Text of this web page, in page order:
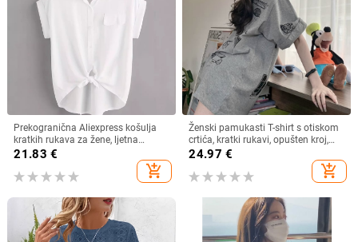
Prekogranična Aliexpress košulja
kratkih rukava za žene, ljetna
lagana, čista boja, svestrana,
21.83 €
add_shopping_cart
Ženski pamukasti T-shirt s otiskom
crtića, kratki rukavi, opušten kroj,
srednja duljina
24.97 €
add_shopping_cart